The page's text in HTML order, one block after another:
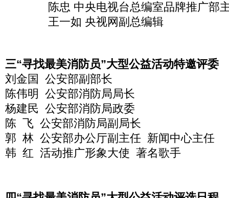
陈忠 中央电视台总编室品牌推广部
王一如 央视网副总编辑
三“寻找最美消防员”大型公益活动特邀评委
刘金国 公安部副部长
陈伟明 公安部消防局局长
杨建民 公安部消防局政委
陈 飞 公安部消防局副局长
郭 林 公安部办公厅副主任 新闻中心主任
韩 红 活动推广形象大使 著名歌手